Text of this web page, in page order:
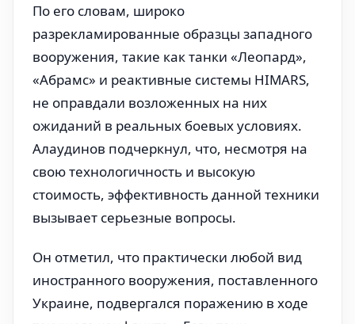
По его словам, широко
разрекламированные образцы западного
вооружения, такие как танки «Леопард»,
«Абрамс» и реактивные системы HIMARS,
не оправдали возложенных на них
ожиданий в реальных боевых условиях.
Алаудинов подчеркнул, что, несмотря на
свою технологичность и высокую
стоимость, эффективность данной техники
вызывает серьезные вопросы.
Он отметил, что практически любой вид
иностранного вооружения, поставленного
Украине, подвергался поражению в ходе